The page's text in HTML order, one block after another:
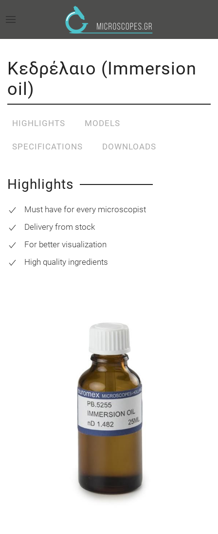
Κεδρέλαιο (Immersion
oil)
HIGHLIGHTS MODELS
SPECIFICATIONS DOWNLOADS
Highlights
Must have for every microscopist
Delivery from stock
For better visualization
High quality ingredients